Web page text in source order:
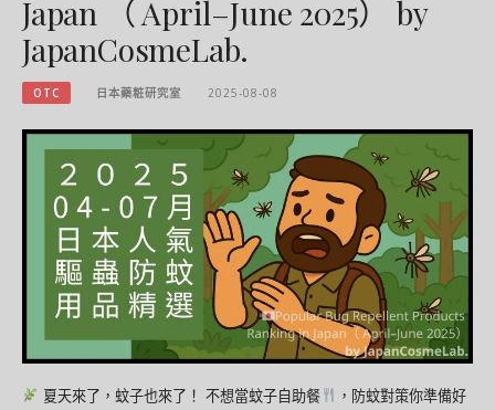
Japan （ April–June 2025） by
JapanCosmeLab.
OTC 日本藥粧研究室 2025-08-08
夏天來了，蚊子也來了！ 不想當蚊子自助餐
，防蚊對策你準備好